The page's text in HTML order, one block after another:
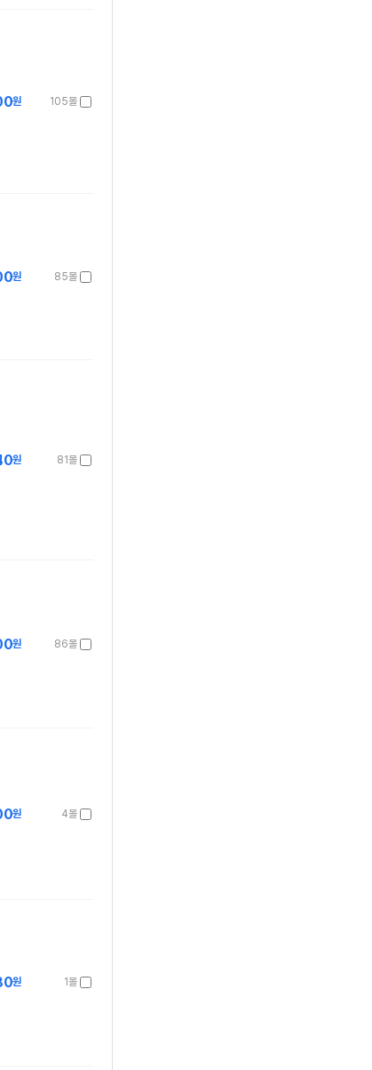
105몰
원
85몰
원
81몰
원
86몰
원
4몰
원
1몰
원